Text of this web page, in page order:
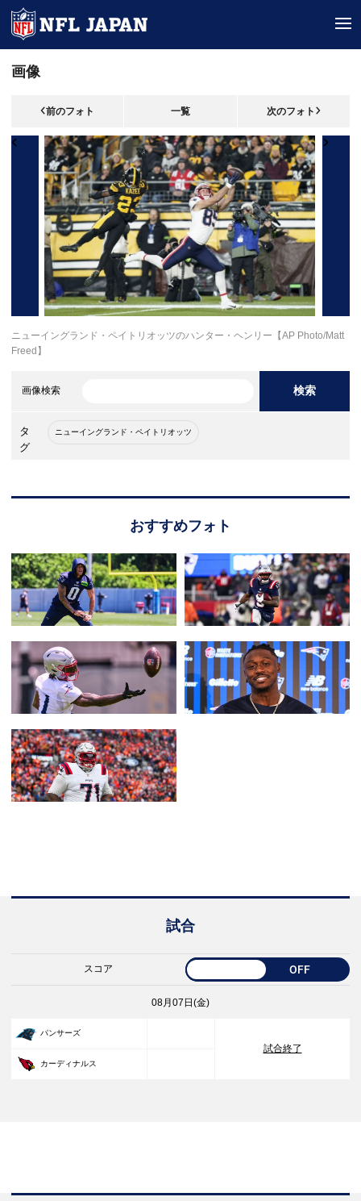
画像
前のフォト 一覧 次のフォト
ニューイングランド・ペイトリオッツのハンター・ヘンリー【AP Photo/Matt
Freed】
画像検索 検索
タ
グ
ニューイングランド・ペイトリオッツ
おすすめフォト
試合
スコア OFF
08月07日(金)
パンサーズ
試合終了
カーディナルス